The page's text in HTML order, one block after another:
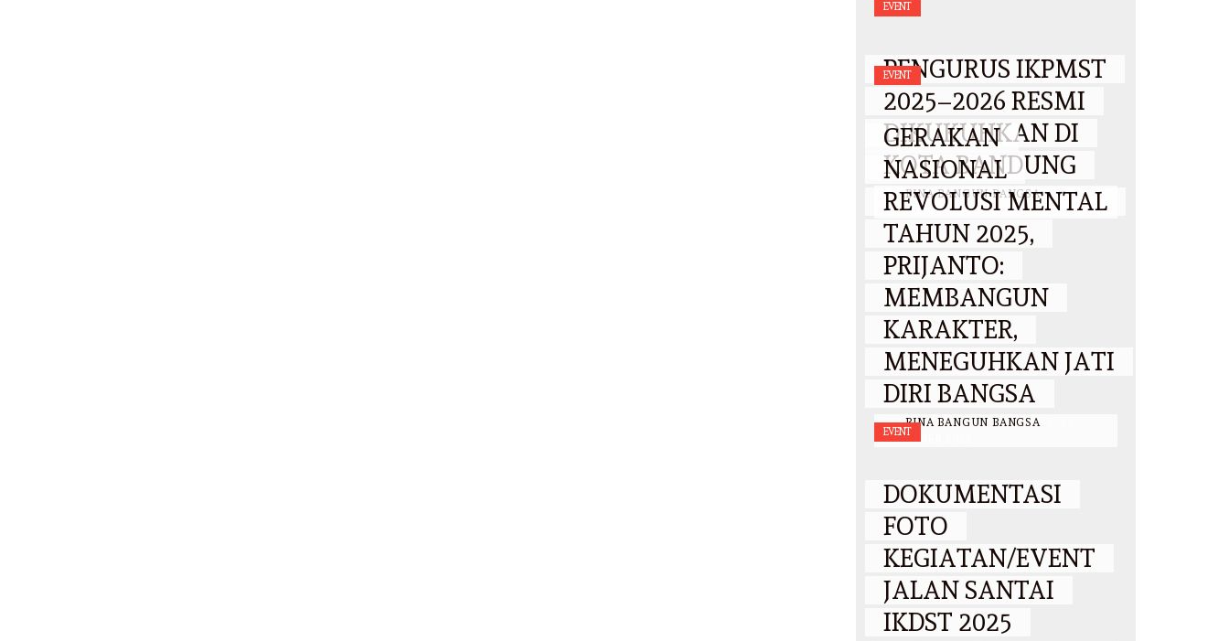
EVENT
PENGURUS IKPMST
2025–2026 RESMI
DIKUKUHKAN DI
KOTA BANDUNG
BY BINA BANGUN BANGSA /
25
OKTOBER 2025
EVENT
GERAKAN
NASIONAL
REVOLUSI MENTAL
TAHUN 2025,
PRIJANTO:
MEMBANGUN
KARAKTER,
MENEGUHKAN JATI
DIRI BANGSA
BY BINA BANGUN BANGSA
OKTOBER 2025
EVENT
DOKUMENTASI
FOTO
KEGIATAN/EVENT
JALAN SANTAI
IKDST 2025